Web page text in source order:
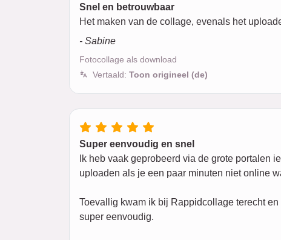
Snel en betrouwbaar
Het maken van de collage, evenals het
- Sabine
Fotocollage als download
Vertaald: Toon origineel (de)
Super eenvoudig en snel
Ik heb vaak geprobeerd via de grote portalen
uploaden als je een paar minuten niet online
Toevallig kwam ik bij Rappidcollage terecht
super eenvoudig.